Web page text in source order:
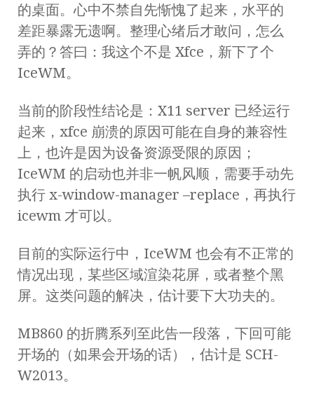
的桌面。心中不禁自先惭愧了起来，水平的
差距暴露无遗啊。整理心绪后才敢问，怎么
弄的？答曰：我这个不是 Xfce，新下了个
IceWM。
当前的阶段性结论是：X11 server 已经运行
起来，xfce 崩溃的原因可能在自身的兼容性
上，也许是因为设备资源受限的原因；
IceWM 的启动也并非一帆风顺，需要手动先
执行 x-window-manager –replace，再执行
icewm 才可以。
目前的实际运行中，IceWM 也会有不正常的
情况出现，某些区域渲染花屏，或者整个黑
屏。这类问题的解决，估计要下大功夫的。
MB860 的折腾系列至此告一段落，下回可能
开场的（如果会开场的话），估计是 SCH-
W2013。